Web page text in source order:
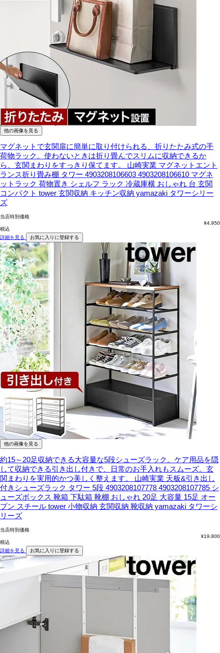
他の画像を見る
マグネットで玄関扉に簡単に取り付けられる、折りたたみ式の手
荷物ラック。使わないときは折り畳んでスリムに収納できるか
ら、玄関まわりをすっきり保てます。
山崎実業 マグネットエント
ランス折り畳み棚 タワー 4903208106603 4903208106610 マグネ
ットラック 荷物置き シェルフ ラック 冷蔵庫横 おしゃれ 台 玄関
コンパクト tower 玄関収納 キッチン収納 yamazaki タワーシリー
ズ
当店特別価格
¥4,950
税込
詳細を見る
お気に入りに登録する
他の画像を見る
約15～20足収納できる大容量な5段シューズラック。ケア用品を隠
して収納できる引き出し付きで、日常のお手入れもスムーズ。玄
関まわりを実用的かつ美しく整えます。
山崎実業 天板&引き出し
付きシューズラック タワー 5段 4903208107778 4903208107785 シ
ューズボックス 靴箱 下駄箱 靴棚 おしゃれ 20足 大容量 15足 オー
プン スチール tower 小物収納 玄関収納 靴収納 yamazaki タワーシ
リーズ
当店特別価格
¥19,800
税込
詳細を見る
お気に入りに登録する